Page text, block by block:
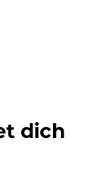
dich